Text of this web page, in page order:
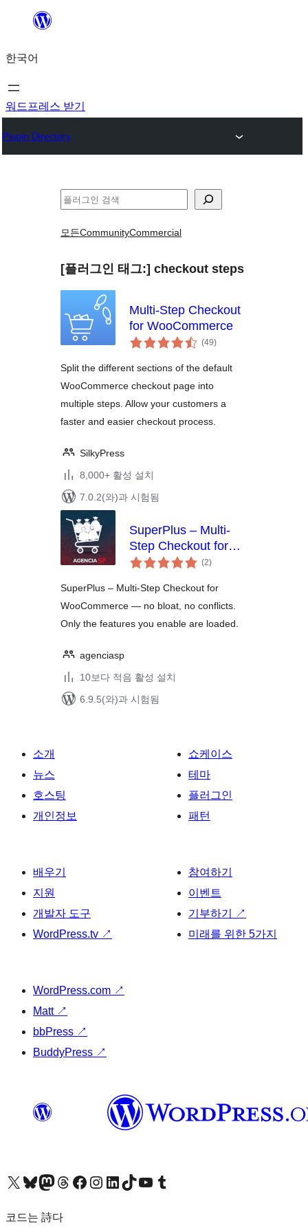
츠
로
바
가
한국어
워드프레스 받기
Plugin Directory
검
모든CommunityCommercial
[플러그인 태그:] checkout steps
Multi-Step Checkout
for WooCommerce
(49전
체
점
)
Split the different sections of the default
WooCommerce checkout page into
multiple steps. Allow your customers a
faster and easier checkout process.
SilkyPress
8,000+ 활성 설치
7.0.2(와)과 시험됨
SuperPlus – Multi-
Step Checkout for
WooCommerce
(2전
체
점
)
SuperPlus – Multi-Step Checkout for
WooCommerce — no bloat, no conflicts.
Only the features you enable are loaded.
agenciasp
10보다 적음 활성 설치
6.9.5(와)과 시험됨
소개
뉴스
호스팅
개인정보
쇼케이스
테마
플러그인
패턴
배우기
지원
개발자 도구
WordPress.tv ↗
참여하기
이벤트
기부하기
↗
미래를 위한 5가지
WordPress.com ↗
Matt ↗
bbPress ↗
BuddyPress ↗
X(이전 트위터) 계정 방문하기블루스카이 계정 방문하기마스토돈 계정 방문하기스레드 계정 방문하기 페이스북 페이지 방문하기인스타그램 계정 방문하기 LinkedIn 계정 방문하기틱톡 계정 방문하기유튜브 채널 방문하기 텀블러 계정 방문하기
코드는 詩다